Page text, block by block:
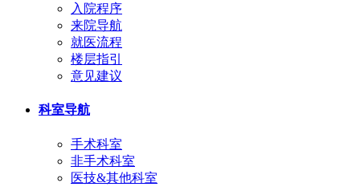
入院程序
来院导航
就医流程
楼层指引
意见建议
科室导航
手术科室
非手术科室
医技&其他科室